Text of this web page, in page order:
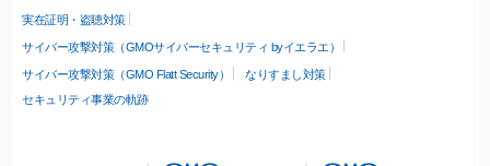
実在証明・盗聴対策
サイバー攻撃対策（GMOサイバーセキュリティ byイエラエ）
サイバー攻撃対策（GMO Flatt Security）
なりすまし対策
セキュリティ事業の軌跡